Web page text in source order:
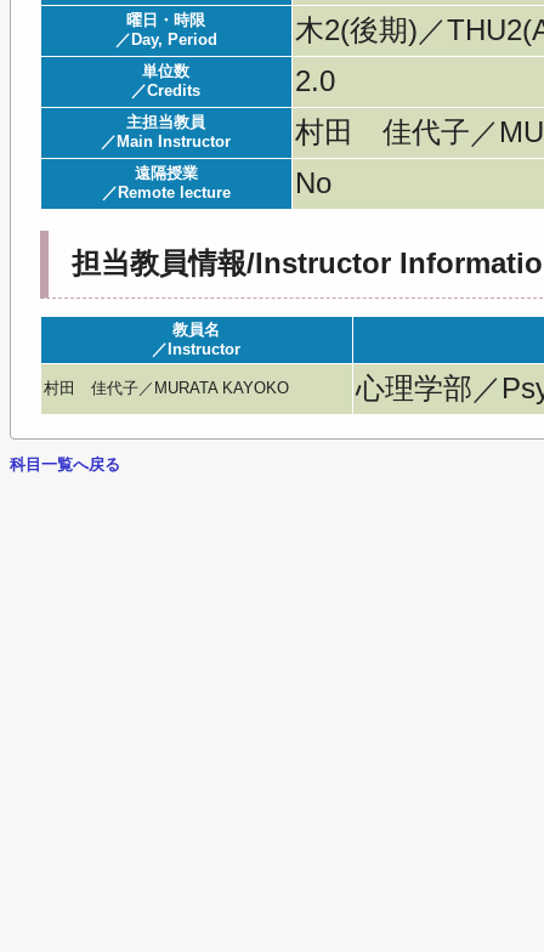
曜日・時限
／Day, Period
木2(後期)／
単位数
／Credits
2.0
主担当教員
／Main Instructor
村田 佳代子／
遠隔授業
／Remote lecture
No
担当教員情報/Instructor
教員名
／Instructor
村田 佳代子／MURATA KAYOKO 心理学部／
科目一覧へ戻る